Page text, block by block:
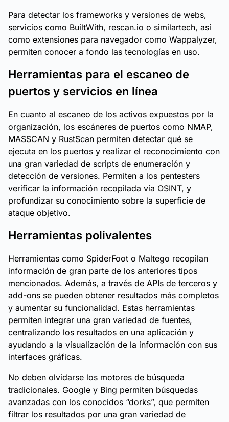
Para detectar los frameworks y versiones de webs,
servicios como BuiltWith, rescan.io o similartech, así
como extensiones para navegador como Wappalyzer,
permiten conocer a fondo las tecnologías en uso.
Herramientas para el escaneo de
puertos y servicios en línea
En cuanto al escaneo de los activos expuestos por la
organización, los escáneres de puertos como NMAP,
MASSCAN y RustScan permiten detectar qué se
ejecuta en los puertos y realizar el reconocimiento con
una gran variedad de scripts de enumeración y
detección de versiones. Permiten a los pentesters
verificar la información recopilada vía OSINT, y
profundizar su conocimiento sobre la superficie de
ataque objetivo.
Herramientas polivalentes
Herramientas como SpiderFoot o Maltego recopilan
información de gran parte de los anteriores tipos
mencionados. Además, a través de APIs de terceros y
add-ons se pueden obtener resultados más completos
y aumentar su funcionalidad. Estas herramientas
permiten integrar una gran variedad de fuentes,
centralizando los resultados en una aplicación y
ayudando a la visualización de la información con sus
interfaces gráficas.
No deben olvidarse los motores de búsqueda
tradicionales. Google y Bing permiten búsquedas
avanzadas con los conocidos “dorks”, que permiten
filtrar los resultados por una gran variedad de